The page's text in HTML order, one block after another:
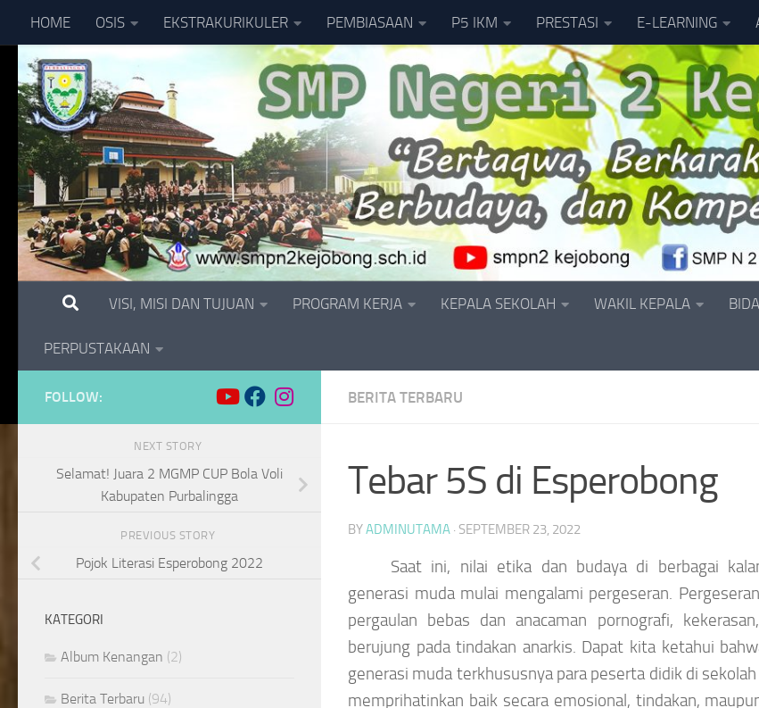
Skip to content
HOME OSIS EKSTRAKURIKULER PEMBIASAAN P5 IKM PRESTASI E-LEARNING
VISI, MISI DAN TUJUAN PROGRAM KERJA KEPALA SEKOLAH WAKIL KEPALA
PERPUSTAKAAN
BERITA TERBARU
Tebar 5S di Esperobong
BYADMINUTAMA · SEPTEMBER 23, 2022
Saat ini, nilai etika dan budaya di berbagai
generasi muda mulai mengalami pergeseran.
pergaulan bebas dan anacaman pornografi,
berujung pada tindakan anarkis. Dapat kita ketahui
generasi muda terkhususnya para peserta didik di
memprihatinkan baik secara emosional, tindakan,
FOLLOW:
NEXT STORY
Selamat! Juara 2 MGMP CUP Bola Voli
Kabupaten Purbalingga
PREVIOUS STORY
Pojok Literasi Esperobong 2022
KATEGORI
Album Kenangan (2)
Berita Terbaru (94)